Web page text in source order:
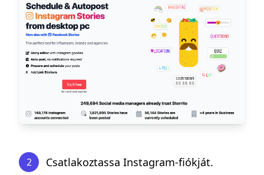
2 Csatlakoztassa Instagram-fiókját.